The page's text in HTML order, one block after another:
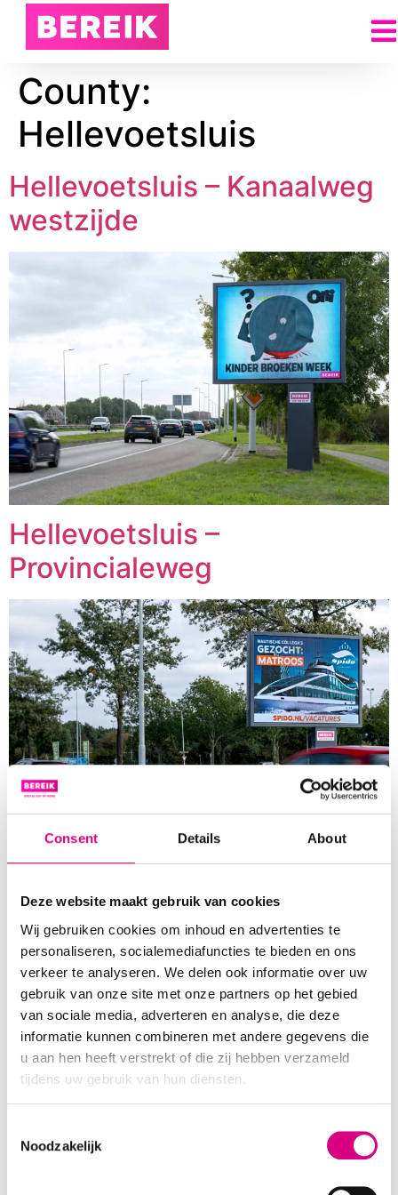
Consent Details About
Deze website maakt gebruik van cookies
Wij gebruiken cookies om inhoud en advertenties te
personaliseren, socialemediafuncties te bieden en ons
verkeer te analyseren. We delen ook informatie over uw
gebruik van onze site met onze partners op het gebied
van sociale media, adverteren en analyse, die deze
informatie kunnen combineren met andere gegevens die
u aan hen heeft verstrekt of die zij hebben verzameld
tijdens uw gebruik van hun diensten.
Selection
Noodzakelijk
County:
Hellevoetsluis
Hellevoetsluis – Kanaalweg
westzijde
Hellevoetsluis –
Provincialeweg
Internationallaan